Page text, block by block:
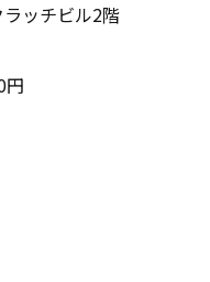
ッチビル2階
円